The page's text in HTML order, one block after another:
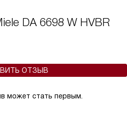
DA 6698 W HVBR
ОТЗЫВ
может стать первым.